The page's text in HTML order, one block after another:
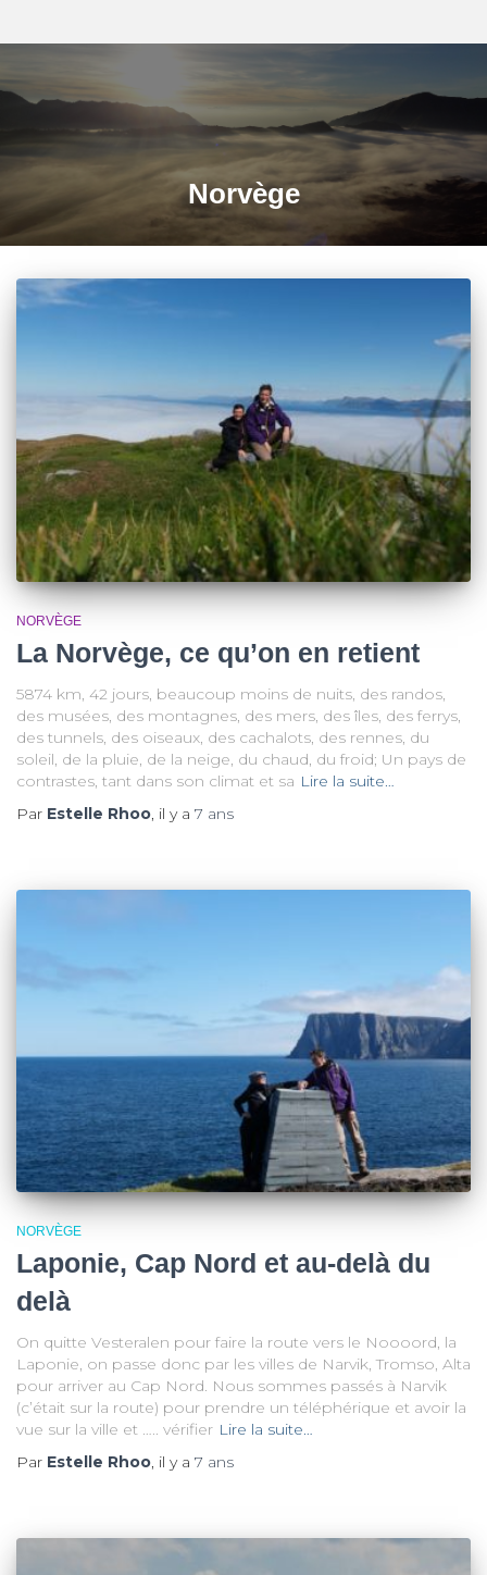
Norvège
NORVÈGE
La Norvège, ce qu’on en retient
5874 km, 42 jours, beaucoup moins de nuits, des randos,
des musées, des montagnes, des mers, des îles, des ferrys,
des tunnels, des oiseaux, des cachalots, des rennes, du
soleil, de la pluie, de la neige, du chaud, du froid; Un pays de
contrastes, tant dans son climat et sa Lire la suite…
Par Estelle Rhoo, il y a 7 ans
NORVÈGE
Laponie, Cap Nord et au-delà du
delà
On quitte Vesteralen pour faire la route vers le Noooord, la
Laponie, on passe donc par les villes de Narvik, Tromso, Alta
pour arriver au Cap Nord. Nous sommes passés à Narvik
(c’était sur la route) pour prendre un téléphérique et avoir la
vue sur la ville et ….. vérifier Lire la suite…
Par Estelle Rhoo, il y a 7 ans